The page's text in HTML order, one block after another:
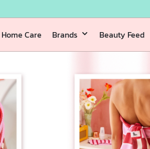
Home Care Brands Beauty Feed